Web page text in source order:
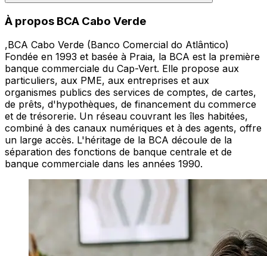
À propos BCA Cabo Verde
,BCA Cabo Verde (Banco Comercial do Atlântico)
Fondée en 1993 et basée à Praia, la BCA est la première
banque commerciale du Cap-Vert. Elle propose aux
particuliers, aux PME, aux entreprises et aux
organismes publics des services de comptes, de cartes,
de prêts, d'hypothèques, de financement du commerce
et de trésorerie. Un réseau couvrant les îles habitées,
combiné à des canaux numériques et à des agents, offre
un large accès. L'héritage de la BCA découle de la
séparation des fonctions de banque centrale et de
banque commerciale dans les années 1990.